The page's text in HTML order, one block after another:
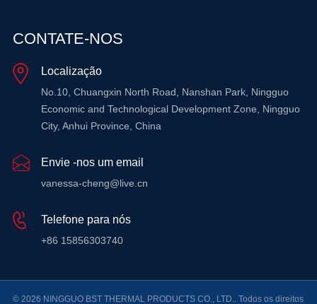
CONTATE-NOS
Localização
No.10, Chuangxin North Road, Nanshan Park, Ningguo
Economic and Technological Development Zone, Ningguo
City, Anhui Province, China
Envie -nos um email
vanessa-cheng@live.cn
Telefone para nós
+86 15856303740
© 2026 NINGGUO BST THERMAL PRODUCTS CO., LTD.. Todos os direitos